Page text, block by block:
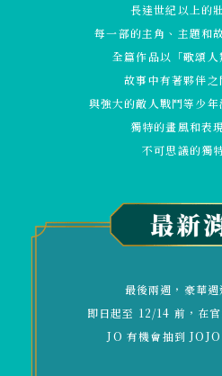
長達世紀以上的
每一部的主角、主題和
全篇作品以「歌頌人
故事中有著夥伴之
與強大的敵人戰鬥等少年
獨特的畫風和表
不可思議的獨
最後兩週，豪華週
即日起至 12/14 前，在
JO 有機會抽到